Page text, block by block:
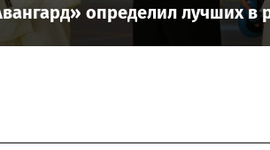
определил лучших в